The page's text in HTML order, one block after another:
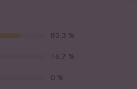
83.3 %
16.7 %
0 %